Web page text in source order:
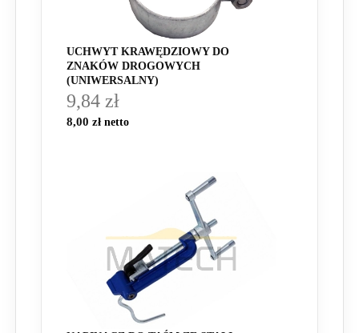
UCHWYT KRAWĘDZIOWY DO
ZNAKÓW DROGOWYCH
(UNIWERSALNY)
9,84 zł
8,00 zł